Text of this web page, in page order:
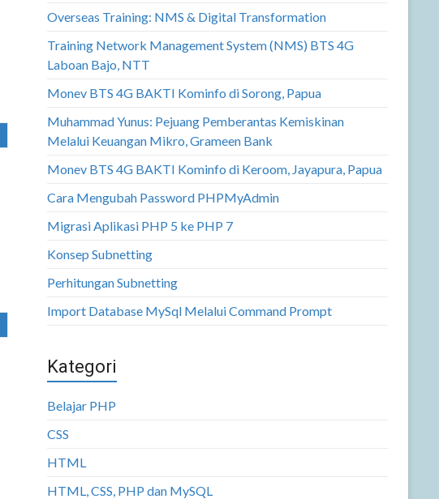
Overseas Training: NMS & Digital Transformation
Training Network Management System (NMS) BTS 4G
Laboan Bajo, NTT
Monev BTS 4G BAKTI Kominfo di Sorong, Papua
Muhammad Yunus: Pejuang Pemberantas Kemiskinan
Melalui Keuangan Mikro, Grameen Bank
Monev BTS 4G BAKTI Kominfo di Keroom, Jayapura, Papua
Cara Mengubah Password PHPMyAdmin
Migrasi Aplikasi PHP 5 ke PHP 7
Konsep Subnetting
Perhitungan Subnetting
Import Database MySql Melalui Command Prompt
Kategori
Belajar PHP
CSS
HTML
HTML, CSS, PHP dan MySQL